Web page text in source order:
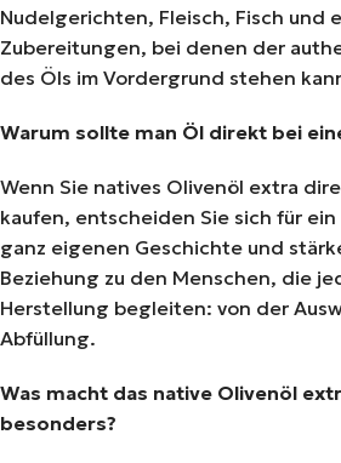
Nudelgerichten, Fleisch, Fisch und
Zubereitungen, bei denen der
des Öls im Vordergrund stehen
Warum sollte man Öl direkt bei
Wenn Sie natives Olivenöl extra
kaufen, entscheiden Sie sich für
ganz eigenen Geschichte und
Beziehung zu den Menschen, die
Herstellung begleiten: von der
Abfüllung.
Was macht das native Olivenöl
besonders?